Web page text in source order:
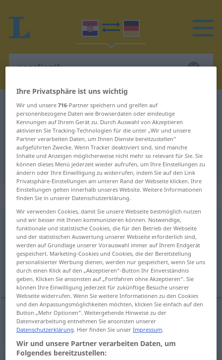
Kroatisch-Deutsch Wörterbuch naseljenik
Kroatisch-Deutsch Übersetzung für
"naseljenik"
"naseljenik" Deutsch Übersetzung
„naseljenik“
naseljenik <vok-če>
Übersicht aller Übersetzungen
(Für mehr Details die Übersetzung anklicken/antippen)
Siedler
Siedlerm naseljenik
Ihre Privatsphäre ist uns wichtig
Wir und unsere716-Partner speichern und greifen auf
personenbezogene Daten wie Browserdaten oder eindeutige
Kennungen auf Ihrem Gerät zu. Durch Auswahl von Akzeptieren
aktivieren Sie Tracking-Technologien für die unter „Wir und unsere
Partner verarbeiten Daten, um Ihnen Dienste bereitzustellen“
aufgeführten Zwecke. Wenn Tracker deaktiviert sind, sind manche
Inhalte und Anzeigen möglicherweise nicht mehr so relevant für Sie. Sie
können dieses Menü jederzeit wieder aufrufen, um Ihre Einstellungen zu
ändern oder Ihre Einwilligung zu widerrufen, indem Sie auf den Link
Privatsphäre-Einstellungen am unteren Rand der Webseite klicken. Ihre
Einstellungen gelten innerhalb unseres Website. Weitere Informationen
finden Sie in unserer Datenschutzerklärung.
Wir verwenden Cookies, damit Sie unsere Webseite bestmöglich nutzen
und wir besser mit Ihnen kommunizieren können. Notwendige,
funktionale und statistische Cookies, die für den Betrieb der Webseite
und der statistischen Auswertung unserer Webseite erforderlich sind,
werden auf Grundlage unserer Vorauswahl immer auf Ihrem Endgerät
gespeichert. Marketing-Cookies und Cookies, die der Bereitstellung
personalisierter Werbung dienen, werden nur gespeichert, wenn Sie uns
durch einen Klick auf den „Akzeptieren“-Button Ihr Einverständnis
geben. Klicken Sie ansonsten auf „Fortfahren ohne Akzeptieren“. Sie
können Ihre Einwilligung jederzeit für zukünftige Besuche unserer
Webseite widerrufen. Wenn Sie weitere Informationen zu den Cookies
und den Anpassungsmöglichkeiten möchten, klicken Sie einfach auf den
Button „Mehr Optionen“. Weitergehende Hinweise zu der
Datenverarbeitung entnehmen Sie ansonsten unserer
Datenschutzerklärung. Hier finden Sie unserImpressum.
Wir und unsere Partner verarbeiten Daten, um
Folgendes bereitzustellen: